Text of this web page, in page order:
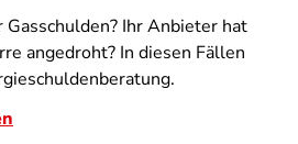
Ihr Anbieter hat
angedroht? In diesen Fällen